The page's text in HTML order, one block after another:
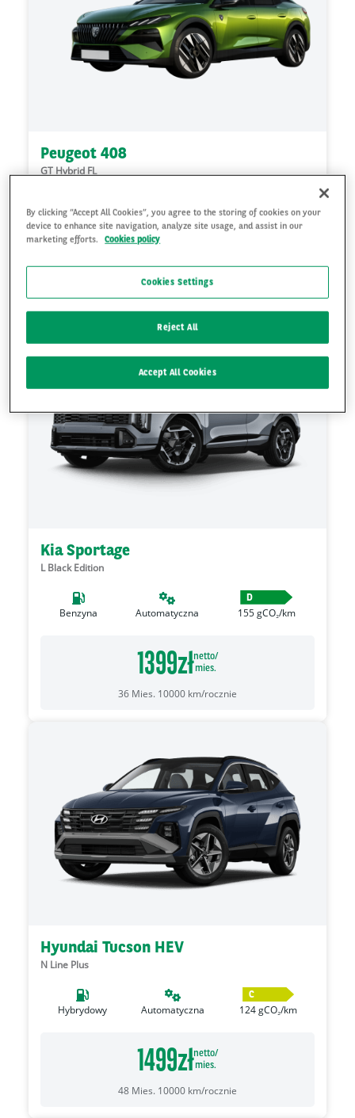
Peugeot 408
GT Hybrid FL
Hybrydowy Automatyczna 114gCO₂/km
1399złmies.
36Mies.10000km/rocznie
Kia Sportage
L Black Edition
Benzyna Automatyczna
D
155gCO₂/km
1399złnetto/
mies.
36 Mies. 10000 km/rocznie
Hyundai Tucson HEV
N Line Plus
Hybrydowy Automatyczna
C
124gCO₂/km
1499złnetto/
mies.
48 Mies. 10000 km/rocznie
By clicking “Accept All Cookies”, you agree to the storing of cookies on your
device to enhance site navigation, analyze site usage, and assist in our
marketing efforts.
Cookies policy
Cookies Settings
Reject All
Accept All Cookies